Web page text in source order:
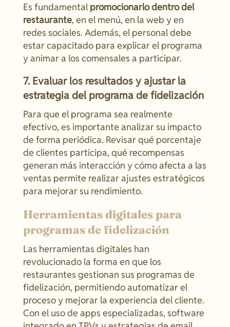
Es fundamental promocionarlo dentro del
restaurante, en el menú, en la web y en
redes sociales. Además, el personal debe
estar capacitado para explicar el programa
y animar a los comensales a participar.
7. Evaluar los resultados y ajustar la
estrategia del programa de fidelización
Para que el programa sea realmente
efectivo, es importante analizar su impacto
de forma periódica. Revisar qué porcentaje
de clientes participa, qué recompensas
generan más interacción y cómo afecta a las
ventas permite realizar ajustes estratégicos
para mejorar su rendimiento.
Herramientas digitales para
programas de fidelización
Las herramientas digitales han
revolucionado la forma en que los
restaurantes gestionan sus programas de
fidelización, permitiendo automatizar el
proceso y mejorar la experiencia del cliente.
Con el uso de apps especializadas, software